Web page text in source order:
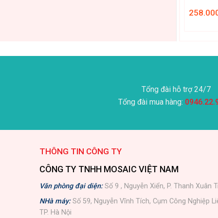
Tổng đài hỗ trợ 24/7
Tổng đài mua hàng:
THÔNG TIN CÔNG TY
CÔNG TY TNHH MOSAIC VIỆT NAM
Văn phòng đại diện:Số 9 , Nguyễn Xiển, P. Thanh Xuân
NHà máy: Số 59, Nguyễn Vĩnh Tích, Cụm Công Nghiệp
TP. Hà Nội